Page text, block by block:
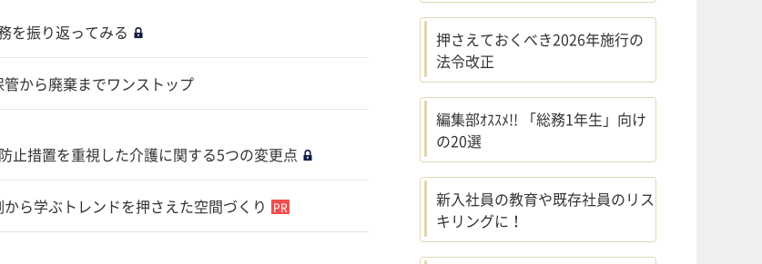
を振り返ってみる
から廃棄までワンストップ
措置を重視した介護に関する5つの変更点
ら学ぶトレンドを押さえた空間づくり
押さえておくべき2026年施行の
法令改正
編集部ｵｽｽﾒ!! 「総務1年生」向け
の20選
新入社員の教育や既存社員のリス
キリングに！